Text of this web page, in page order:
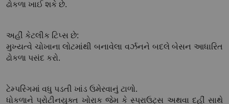
ઢોકળા ખાઈ શકે છે.
અહીં કેટલીક ટિપ્સ છે:
મુખ્યત્વે ચોખાના લોટમાંથી બનાવેલા વર્ઝનને બદલે બેસન આધારિત
ઢોકળા પસંદ કરો.
ટેમ્પરિંગમાં વધુ પડતી ખાંડ ઉમેરવાનું ટાળો.
ધોકળાને પ્રોટીનયુક્ત ખોરાક જેમ કે સ્પ્રાઉટ્સ અથવા દહીં સાથે